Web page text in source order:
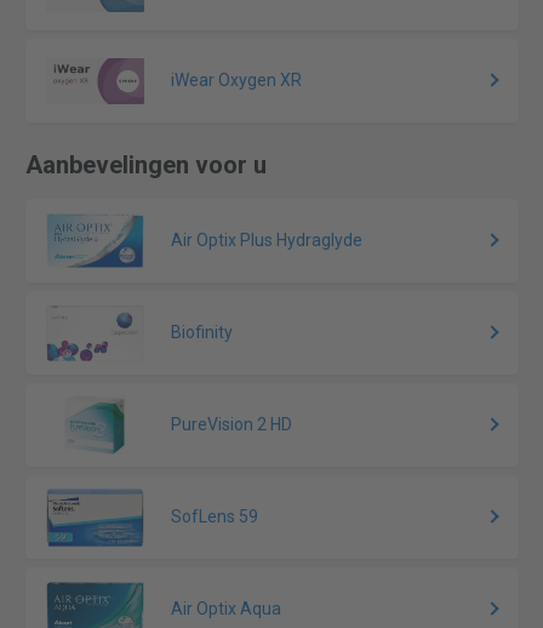
iWear Oxygen XR
Aanbevelingen voor u
Air Optix Plus Hydraglyde
Biofinity
PureVision 2 HD
SofLens 59
Air Optix Aqua